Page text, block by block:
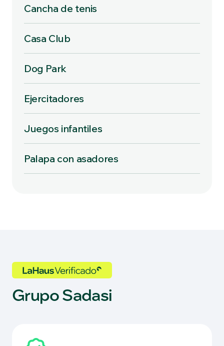
Cancha de tenis
Casa Club
Dog Park
Ejercitadores
Juegos infantiles
Palapa con asadores
Grupo Sadasi